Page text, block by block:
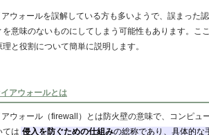
アウォールを誤解している方も多いようで、誤まった
を意味のないものにしてしまう可能性もあります。こ
理と役割について簡単に説明します。
アウォールとは
アウォール（firewall）とは防火壁の意味で、コンピュ
ては 侵入を防ぐための仕組みの総称であり、具体的な